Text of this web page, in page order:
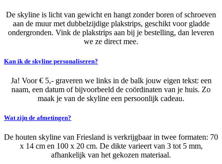
De skyline is licht van gewicht en hangt zonder boren of schroeven
aan de muur met dubbelzijdige plakstrips, geschikt voor gladde
ondergronden. Vink de plakstrips aan bij je bestelling, dan leveren
we ze direct mee.
Kan ik de skyline personaliseren?
Ja! Voor € 5,- graveren we links in de balk jouw eigen tekst: een
naam, een datum of bijvoorbeeld de coördinaten van je huis. Zo
maak je van de skyline een persoonlijk cadeau.
Wat zijn de afmetingen?
De houten skyline van Friesland is verkrijgbaar in twee formaten: 70
x 14 cm en 100 x 20 cm. De dikte varieert van 3 tot 5 mm,
afhankelijk van het gekozen materiaal.